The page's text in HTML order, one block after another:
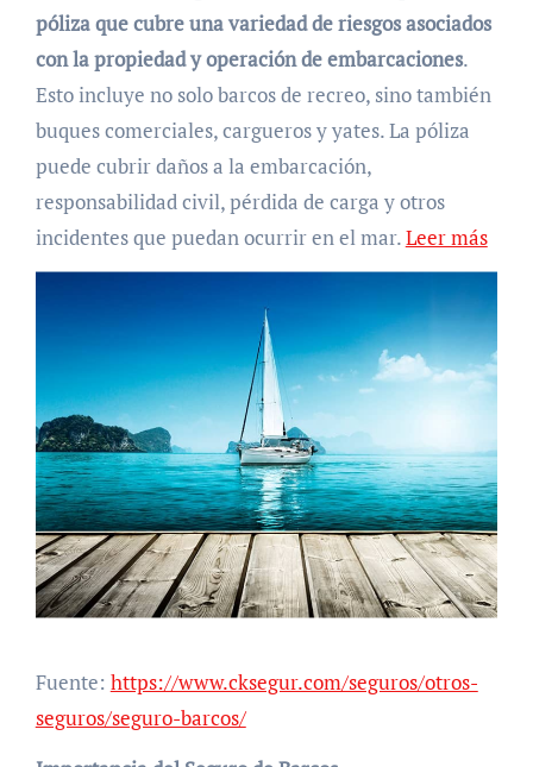
póliza que cubre una variedad de riesgos asociados
con la propiedad y operación de embarcaciones.
Esto incluye no solo barcos de recreo, sino también
buques comerciales, cargueros y yates. La póliza
puede cubrir daños a la embarcación,
responsabilidad civil, pérdida de carga y otros
incidentes que puedan ocurrir en el mar.Leer más
Fuente: https://www.cksegur.com/seguros/otros-
seguros/seguro-barcos/